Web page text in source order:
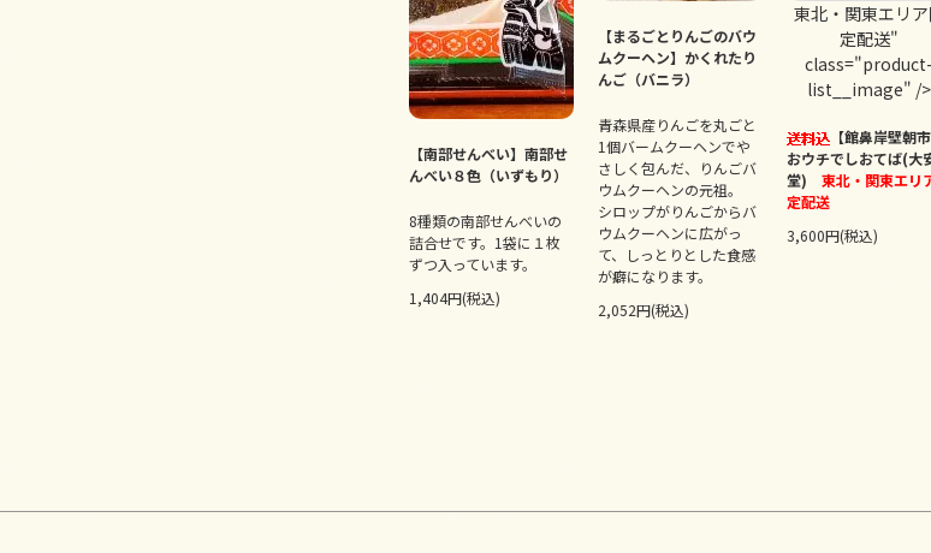
【南部せんべい】南部せ
んべい８色（いずもり）
8種類の南部せんべいの
詰合せです。1袋に１枚
ずつ入っています。
1,404円(税込)
【まるごとりんごのバウ
ムクーヘン】かくれたり
んご（バニラ）
青森県産りんごを丸ごと
1個バームクーヘンでや
さしく包んだ、りんごバ
ウムクーヘンの元祖。
シロップがりんごからバ
ウムクーヘンに広がっ
て、しっとりとした食感
が癖になります。
2,052円(税込)
東北・関東エリ
定配送"
class="product-
list__image" />
【館鼻岸壁朝市
おウチでしおてば(大
堂)東北・関東エリ
定配送
3,600円(税込)